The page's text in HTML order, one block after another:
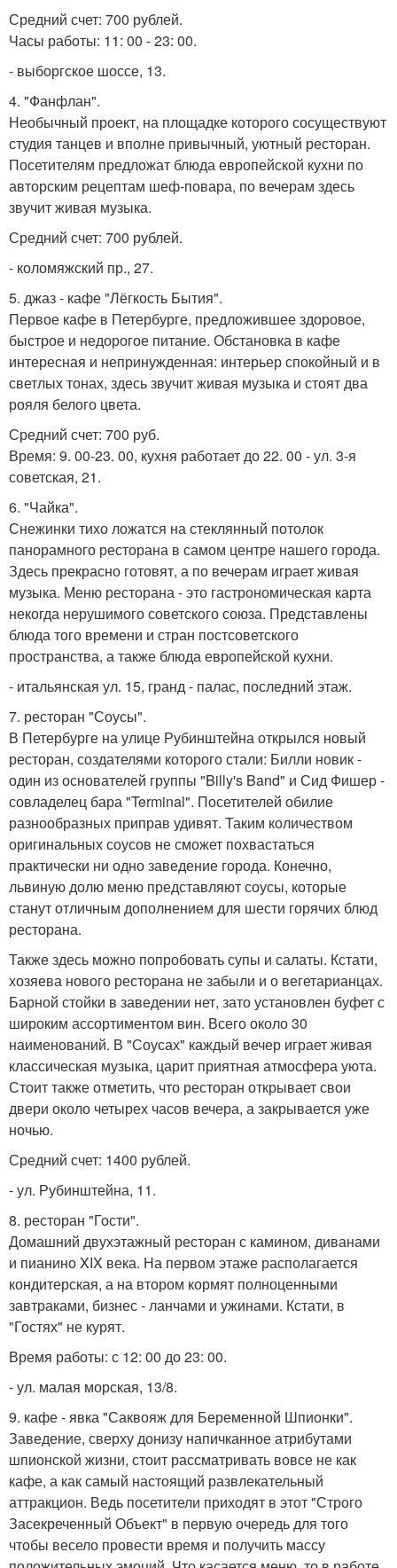
Средний счет: 700 рублей.
Часы работы: 11: 00 - 23: 00.
- выборгское шоссе, 13.
4. "Фанфлан".
Необычный проект, на площадке которого сосуществуют
студия танцев и вполне привычный, уютный ресторан.
Посетителям предложат блюда европейской кухни по
авторским рецептам шеф-повара, по вечерам здесь
звучит живая музыка.
Средний счет: 700 рублей.
- коломяжский пр., 27.
5. джаз - кафе "Лёгкость Бытия".
Первое кафе в Петербурге, предложившее здоровое,
быстрое и недорогое питание. Обстановка в кафе
интересная и непринужденная: интерьер спокойный и в
светлых тонах, здесь звучит живая музыка и стоят два
рояля белого цвета.
Средний счет: 700 руб.
Время: 9. 00-23. 00, кухня работает до 22. 00 - ул. 3-я
советская, 21.
6. "Чайка".
Снежинки тихо ложатся на стеклянный потолок
панорамного ресторана в самом центре нашего города.
Здесь прекрасно готовят, а по вечерам играет живая
музыка. Меню ресторана - это гастрономическая карта
некогда нерушимого советского союза. Представлены
блюда того времени и стран постсоветского
пространства, а также блюда европейской кухни.
- итальянская ул. 15, гранд - палас, последний этаж.
7. ресторан "Соусы".
В Петербурге на улице Рубинштейна открылся новый
ресторан, создателями которого стали: Билли новик -
один из основателей группы "Billy's Band" и Сид Фишер -
совладелец бара "Terminal". Посетителей обилие
разнообразных приправ удивят. Таким количеством
оригинальных соусов не сможет похвастаться
практически ни одно заведение города. Конечно,
львиную долю меню представляют соусы, которые
станут отличным дополнением для шести горячих блюд
ресторана.
Также здесь можно попробовать супы и салаты. Кстати,
хозяева нового ресторана не забыли и о вегетарианцах.
Барной стойки в заведении нет, зато установлен буфет с
широким ассортиментом вин. Всего около 30
наименований. В "Соусах" каждый вечер играет живая
классическая музыка, царит приятная атмосфера уюта.
Стоит также отметить, что ресторан открывает свои
двери около четырех часов вечера, а закрывается уже
ночью.
Средний счет: 1400 рублей.
- ул. Рубинштейна, 11.
8. ресторан "Гости".
Домашний двухэтажный ресторан с камином, диванами
и пианино XIX века. На первом этаже располагается
кондитерская, а на втором кормят полноценными
завтраками, бизнес - ланчами и ужинами. Кстати, в
"Гостях" не курят.
Время работы: с 12: 00 до 23: 00.
- ул. малая морская, 13/8.
9. кафе - явка "Саквояж для Беременной Шпионки".
Заведение, сверху донизу напичканное атрибутами
шпионской жизни, стоит рассматривать вовсе не как
кафе, а как самый настоящий развлекательный
аттракцион. Ведь посетители приходят в этот "Строго
Засекреченный Объект" в первую очередь для того
чтобы весело провести время и получить массу